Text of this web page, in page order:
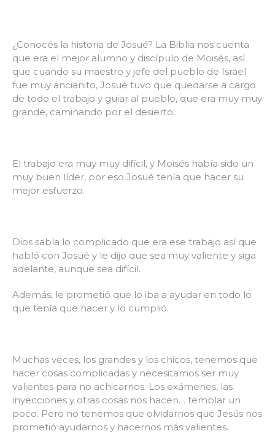
¿Conocés la historia de Josué? La Biblia nos cuenta
que era el mejor alumno y discípulo de Moisés, así
que cuando su maestro y jefe del pueblo de Israel
fue muy ancianito, Josué tuvo que quedarse a cargo
de todo el trabajo y guiar al pueblo, que era muy muy
grande, caminando por el desierto.
El trabajo era muy muy difícil, y Moisés había sido un
muy buen líder, por eso Josué tenía que hacer su
mejor esfuerzo.
Dios sabía lo complicado que era ese trabajo así que
habló con Josué y le dijo que sea muy valiente y siga
adelante, aunque sea difícil.
Además, le prometió que lo iba a ayudar en todo lo
que tenía que hacer y lo cumplió.
Muchas veces, los grandes y los chicos, tenemos que
hacer cosas complicadas y necesitamos ser muy
valientes para no achicarnos. Los exámenes, las
inyecciones y otras cosas nos hacen… temblar un
poco. Pero no tenemos que olvidarnos que Jesús nos
prometió ayudarnos y hacernos más valientes.